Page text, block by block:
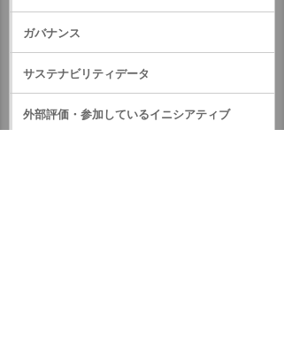
ガバナンス
サステナビリティデータ
外部評価・参加しているイニシアティブ